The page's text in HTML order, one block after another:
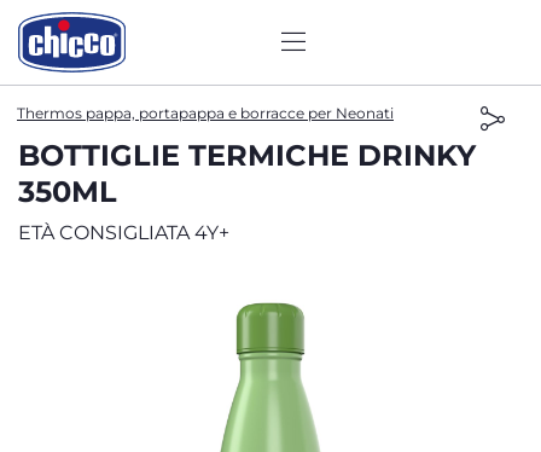
Thermos pappa, portapappa e borracce per Neonati
BOTTIGLIE TERMICHE DRINKY
350ML
ETÀ CONSIGLIATA 4Y+